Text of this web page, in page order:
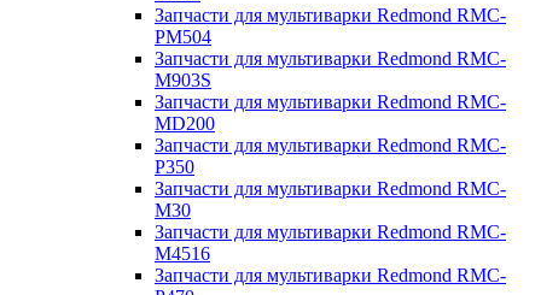
Запчасти для мультиварки Redmond RMC-
PM504
Запчасти для мультиварки Redmond RMC-
M903S
Запчасти для мультиварки Redmond RMC-
MD200
Запчасти для мультиварки Redmond RMC-
P350
Запчасти для мультиварки Redmond RMC-
M30
Запчасти для мультиварки Redmond RMC-
M4516
Запчасти для мультиварки Redmond RMC-